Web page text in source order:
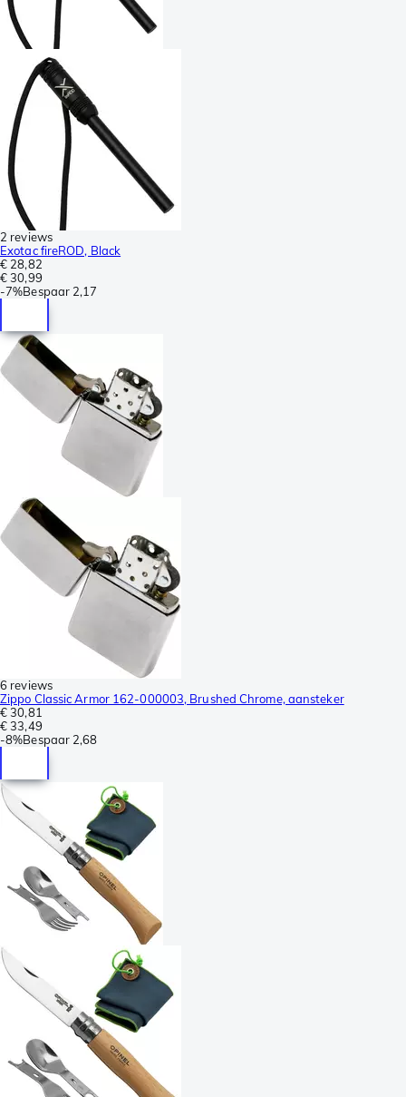
2 reviews
Exotac fireROD, Black
€ 28,82
€ 30,99
-7%Bespaar 2,17
6 reviews
Zippo Classic Armor 162-000003, Brushed Chrome, aansteker
€ 30,81
€ 33,49
-8%Bespaar 2,68